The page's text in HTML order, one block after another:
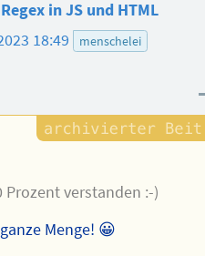
in JS und HTML
18:49
menschelei
Prozent verstanden :-)
Menge! 😀